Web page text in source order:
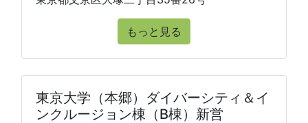
もっと見る
東京大学（本郷）ダイバーシティ＆イ
ンクルージョン棟（B棟）新営